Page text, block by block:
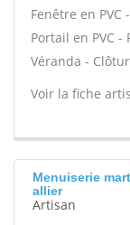
Fenêtre en
Portail en PVC
Véranda -
Voir la fiche
Menuiserie
allier
Artisan